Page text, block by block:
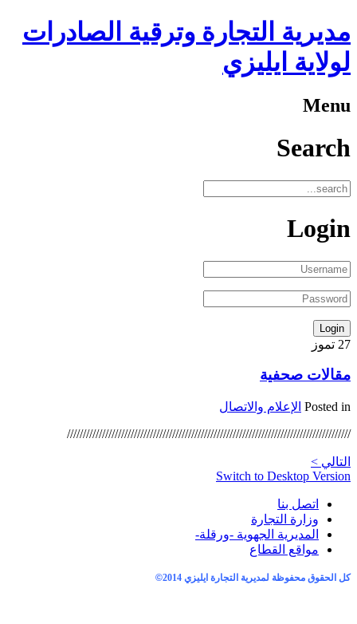
مديرية التجارة وترقية الصادرات
لولاية ايليزي
Menu
Search
Login
27 تموز
مقالات صحفية
Posted in الإعلام والاتصال
/////////////////////////////////////////////////////////////////////////////////////////
التالي >
Switch to Desktop Version
اتصل بنا
وزارة التجارة
المديرية الجهوية -ورقلة-
مواقع القطاع
كل الحقوق محفوظة لمديرية التجارة ايليزي 2014 ©